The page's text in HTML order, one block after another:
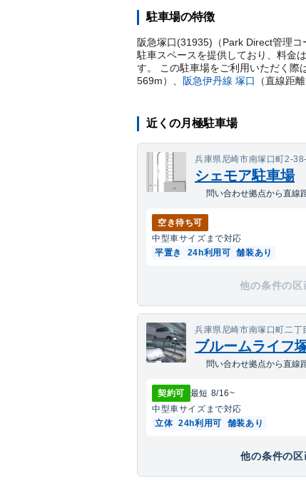
駐車場の特徴
阪急塚口(31935)（Park Direct管理
駐車スペースを提供しており、料金
す。 この駐車場をご利用いただく際
569m） 阪急伊丹線 塚口 （直線距
近くの月極駐車場
兵庫県尼崎市南塚口町2-
シェモア駐車場
問い合わせ拠点から直線
空き待ち可
中型車サイズまで対応
平置き
24h利用可 舗装あり
他の条件の区
兵庫県尼崎市南塚口町二丁
ブルームライフ
問い合わせ拠点から直線
契約可 最短 8/16~
中型車サイズまで対応
立体 24h利用可 舗装あり
他の条件の